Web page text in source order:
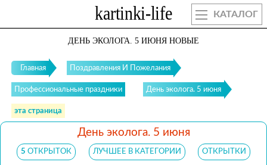
КАТАЛОГ
ДЕНЬ ЭКОЛОГА. 5 ИЮНЯ НОВЫЕ
Главная Поздравления И Пожелания
Профессиональные праздники День эколога. 5 июня
эта страница
День эколога. 5 июня
5 ОТКРЫТОК ЛУЧШЕЕ В КАТЕГОРИИ ОТКРЫТКИ